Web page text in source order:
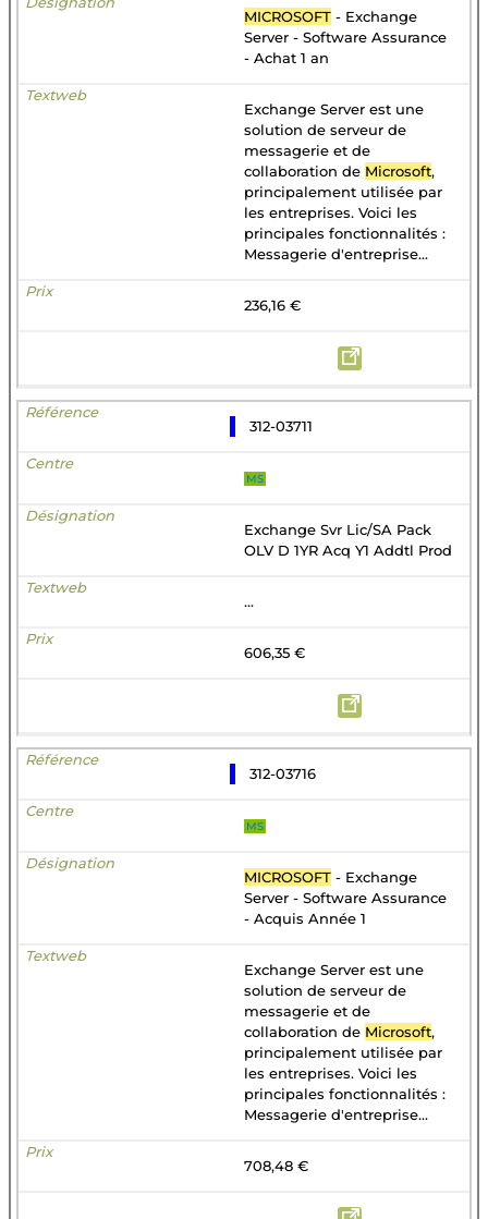
MICROSOFT - Exchange
Server - Software Assurance
- Achat 1 an
Exchange Server est une
solution de serveur de
messagerie et de
collaboration de Microsoft,
principalement utilisée par
les entreprises. Voici les
principales fonctionnalités :
Messagerie d'entreprise...
236,16 €
312-03711
MS
Exchange Svr Lic/SA Pack
OLV D 1YR Acq Y1 Addtl Prod
...
606,35 €
312-03716
MS
MICROSOFT - Exchange
Server - Software Assurance
- Acquis Année 1
Exchange Server est une
solution de serveur de
messagerie et de
collaboration de Microsoft,
principalement utilisée par
les entreprises. Voici les
principales fonctionnalités :
Messagerie d'entreprise...
708,48 €